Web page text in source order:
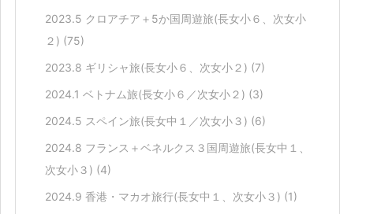
2023.5 クロアチア＋5か国周遊旅(長女小６、次女小
２) (75)
2023.8 ギリシャ旅(長女小６、次女小２) (7)
2024.1 ベトナム旅(長女小６／次女小２) (3)
2024.5 スペイン旅(長女中１／次女小３) (6)
2024.8 フランス＋ベネルクス３国周遊旅(長女中１、
次女小３) (4)
2024.9 香港・マカオ旅行(長女中１、次女小３) (1)